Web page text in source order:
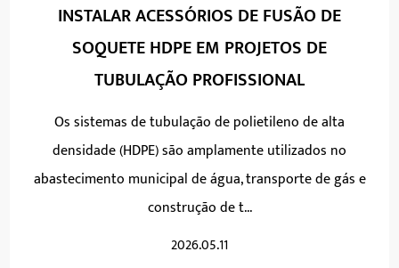
INSTALAR ACESSÓRIOS DE FUSÃO DE
SOQUETE HDPE EM PROJETOS DE
TUBULAÇÃO PROFISSIONAL
Os sistemas de tubulação de polietileno de alta
densidade (HDPE) são amplamente utilizados no
abastecimento municipal de água, transporte de gás e
construção de t...
2026.05.11